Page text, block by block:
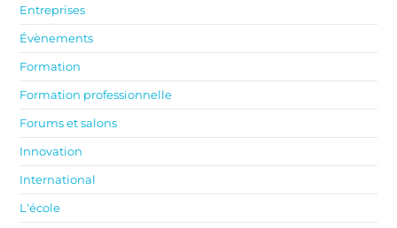
Entreprises
Évènements
Formation
Formation professionnelle
Forums et salons
Innovation
International
L'école